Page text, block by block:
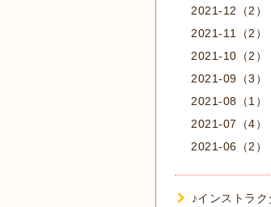
2021-12（2）
2021-11（2）
2021-10（2）
2021-09（3）
2021-08（1）
2021-07（4）
2021-06（2）
♪インストラク